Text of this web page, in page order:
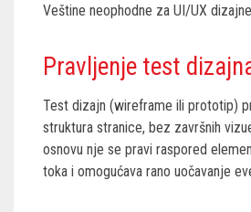
Veštine neophodne za UI/UX
Pravljenje test
Test dizajn (wireframe ili prototip)
struktura stranice, bez završnih
osnovu nje se pravi raspored
toka i omogućava rano uočavanje